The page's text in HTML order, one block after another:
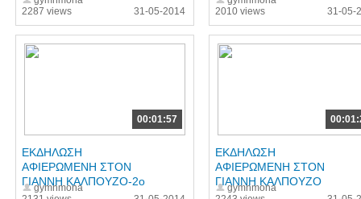
2287 views
31-05-2014
2010 views
31-05-
00:01:57
ΕΚΔΗΛΩΣΗ
ΑΦΙΕΡΩΜΕΝΗ ΣΤΟΝ
ΓΙΑΝΝΗ ΚΑΛΠΟΥΖΟ-2o
gymnmona
ΕΚΔΗΛΩΣΗ
ΑΦΙΕΡΩΜΕΝΗ ΣΤΟΝ
ΓΙΑΝΝΗ ΚΑΛΠΟΥΖΟ
gymnmona